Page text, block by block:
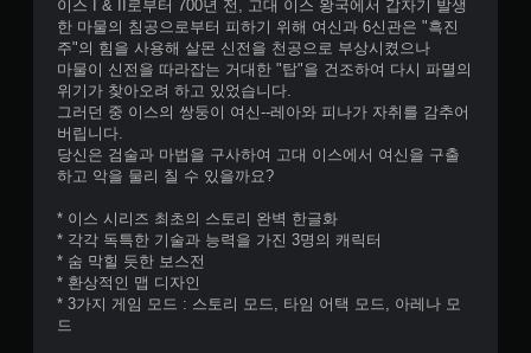
이스 I & II로부터 700년 전, 고대 이스 왕국에서 갑자기 발생
한 마물의 침공으로부터 피하기 위해 여신과 6신관은 "흑진
주"의 힘을 사용해 살몬 신전을 천공으로 부상시켰으나
마물이 신전을 따라잡는 거대한 "탑"을 건조하여 다시 파멸의
위기가 찾아오려 하고 있었습니다.
그러던 중 이스의 쌍둥이 여신--레아와 피나가 자취를 감추어
버립니다.
당신은 검술과 마법을 구사하여 고대 이스에서 여신을 구출
하고 악을 물리 칠 수 있을까요?
* 이스 시리즈 최초의 스토리 완벽 한글화
* 각각 독특한 기술과 능력을 가진 3명의 캐릭터
* 숨 막힐 듯한 보스전
* 환상적인 맵 디자인
* 3가지 게임 모드 : 스토리 모드, 타임 어택 모드, 아레나 모
드